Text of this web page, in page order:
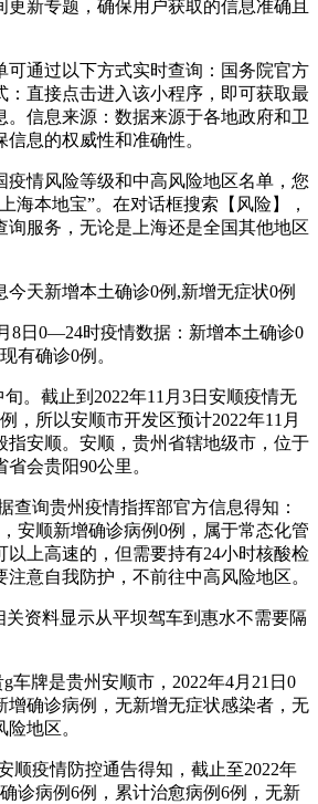
更新专题，确保用户获取的信息准确且
可通过以下方式实时查询：国务院官方
：直接点击进入该小程序，即可获取最
。信息来源：数据来源于各地政府和卫
息的权威性和准确性。
疫情风险等级和中高风险地区名单，您
海本地宝”。在对话框搜索【风险】，
询服务，无论是上海还是全国其他地区
天新增本土确诊0例,新增无症状0例
8日0—24时疫情数据：新增本土确诊0
有确诊0例。
旬。截止到2022年11月3日安顺疫情无
，所以安顺市开发区预计2022年11月
指安顺。安顺，贵州省辖地级市，位于
会贵阳90公里。
查询贵州疫情指挥部官方信息得知：
安顺新增确诊病例0例，属于常态化管
以上高速的，但需要持有24小时核酸检
意自我防护，不前往中高风险地区。
关资料显示从平坝驾车到惠水不需要隔
车牌是贵州安顺市，2022年4月21日0
增确诊病例，无新增无症状感染者，无
地区。
顺疫情防控通告得知，截止至2022年
诊病例6例，累计治愈病例6例，无新